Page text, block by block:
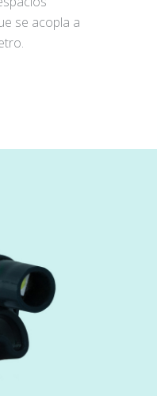
se acopla a